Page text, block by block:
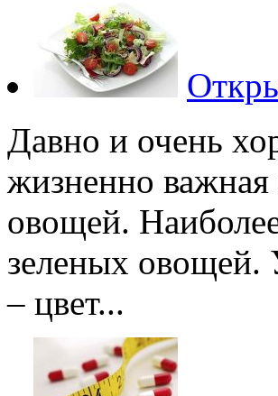
Давно и очень
жизненно
овощей.
зеленых овощей.
– цвет...